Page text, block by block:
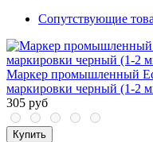
Сопутствующие
Маркер промышленный
маркировки черный (1-2
305 руб
Купить